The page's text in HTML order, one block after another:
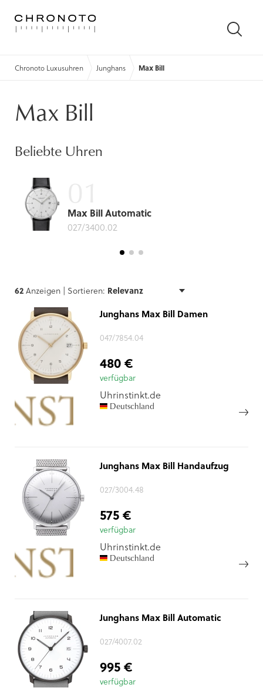
Chronoto Luxusuhren Junghans Max Bill
Max Bill
Beliebte Uhren
Max Bill Automatic
027/3400.02
62Anzeigen | Sortieren:
Junghans Max Bill Damen
047/7854.04
480 €
verfügbar
Uhrinstinkt.de
Deutschland
Junghans Max Bill Handaufzug
027/3004.48
575 €
verfügbar
Uhrinstinkt.de
Deutschland
Junghans Max Bill Automatic
027/4007.02
995 €
verfügbar